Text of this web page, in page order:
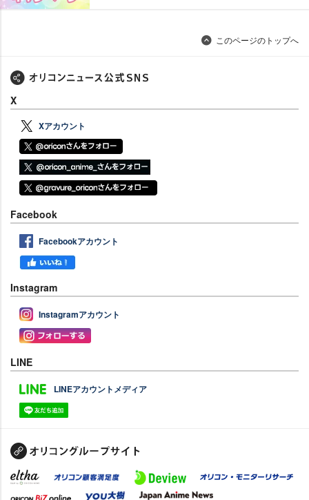
このページのトップへ
X
Xアカウント
Facebook
Facebookアカウント
Instagram
Instagramアカウント
LINE
LINEアカウントメディア